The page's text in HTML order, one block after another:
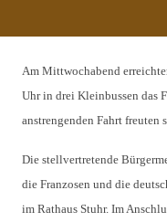
Am Mittwochabend
Uhr in drei Kleinbussen das
anstrengenden Fahrt freuten
Die stellvertretende
die Franzosen und die
im Rathaus Stuhr. Im